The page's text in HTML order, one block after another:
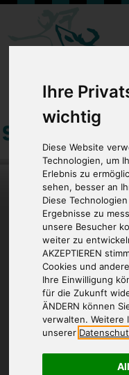
Ihre
wichtig
Diese Website
Technologien, um
Erlebnis zu
sehen, besser an
Diese
Ergebnisse zu
unsere Besucher
weiter zu
AKZEPTIEREN
Cookies und
Ihre Einwilligung
für die Zukunft
ÄNDERN können
verwalten. Weitere
unserer
„Tanz
Körper.“
Wir freuen uns, mit viel Spaß
Schülerinnen und Schülern
den Bewegungstechniken zu
Nach 32 wunderbaren
Wohnungsbau gewichen